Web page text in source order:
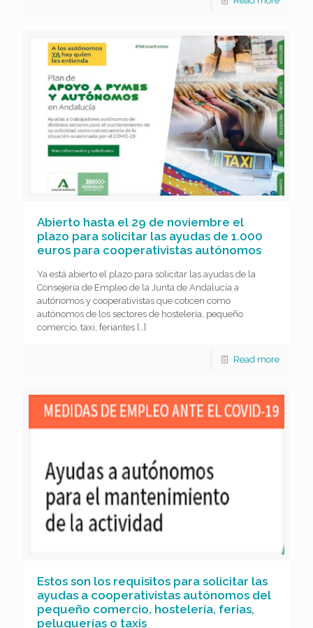
Abierto hasta el 29 de noviembre el
plazo para solicitar las ayudas de 1.000
euros para cooperativistas autónomos
Ya está abierto el plazo para solicitar las ayudas de la
Consejería de Empleo de la Junta de Andalucía a
autónomos y cooperativistas que coticen como
autónomos de los sectores de hostelería, pequeño
comercio, taxi, feriantes […]
Read more
Estos son los requisitos para solicitar las
ayudas a cooperativistas autónomos del
pequeño comercio, hostelería, ferias,
peluquerías o taxis